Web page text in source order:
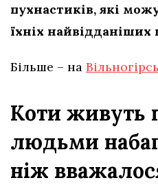
пухнастиків, які
їхніх найвідданіших
Більше – на
Коти живуть
людьми
ніж